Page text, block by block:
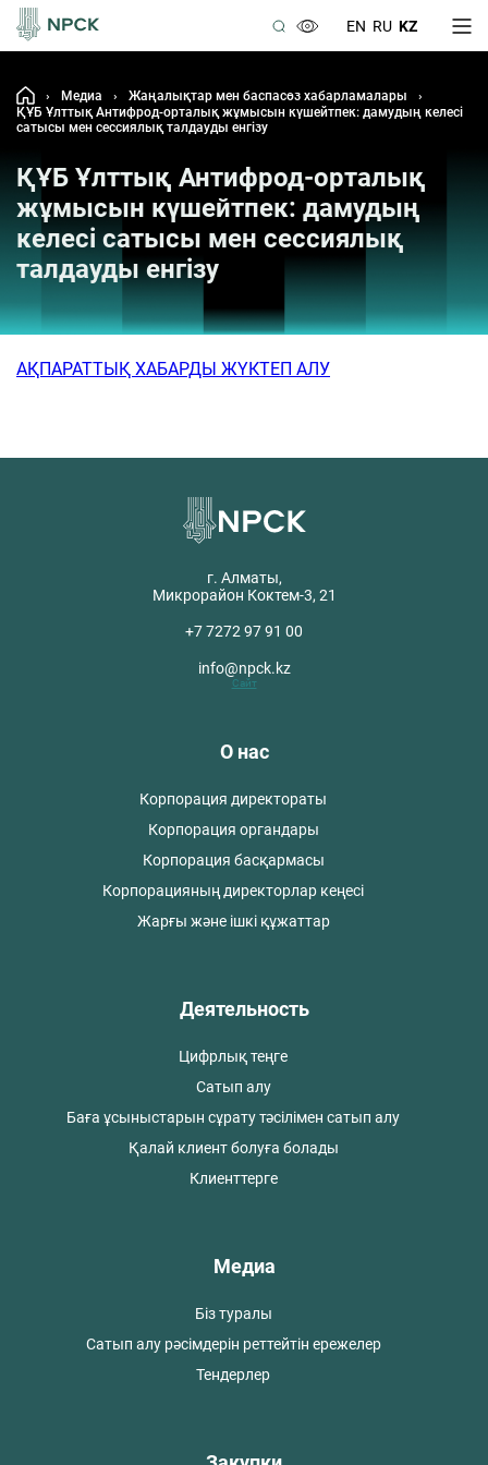
EN RU KZ
› Медиа › Жаңалықтар мен баспасөз хабарламалары
›
ҚҰБ Ұлттық Антифрод-орталық жұмысын күшейтпек: дамудың келесі
сатысы мен сессиялық талдауды енгізу
ҚҰБ Ұлттық Антифрод-орталық
жұмысын күшейтпек: дамудың
келесі сатысы мен сессиялық
талдауды енгізу
АҚПАРАТТЫҚ ХАБАРДЫ ЖҮКТЕП АЛУ
г. Алматы,
Микрорайон Коктем-3, 21
+7 7272 97 91 00
info@npck.kz
Сайт
О нас
Корпорация директораты
Корпорация органдары
Корпорация басқармасы
Корпорацияның директорлар кеңесі
Жарғы және ішкі құжаттар
Деятельность
Цифрлық теңге
Сатып алу
Баға ұсыныстарын сұрату тәсілімен сатып алу
Қалай клиент болуға болады
Клиенттерге
Медиа
Біз туралы
Сатып алу рәсімдерін реттейтін ережелер
Тендерлер